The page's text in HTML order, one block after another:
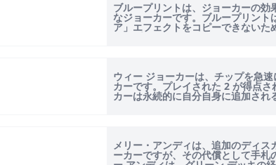
ブループリントは、ジョーカーの効
なジョーカーです。ブループリント
ア」エフェクトをコピーできないた
ループリントと互換性がある...
ウィー ジョーカーは、チップを急
カーです。プレイされた 2 が得点
カーは永続的に自分自身に追加され
このジョーカーは生...
メリー・アンディは、追加のディス
ーカーですが、その代償として手札